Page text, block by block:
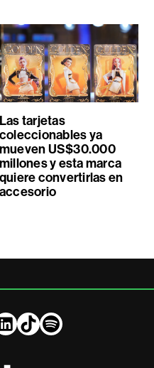
Las tarjetas
coleccionables ya
mueven US$30.000
millones y esta marca
quiere convertirlas en
accesorio